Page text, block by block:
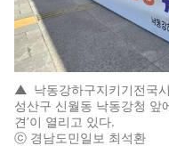
▲ 낙동강하구지키기전국
성산구 신월동 낙동강청 앞
견’이 열리고 있다.
ⓒ 경남도민일보 최석환